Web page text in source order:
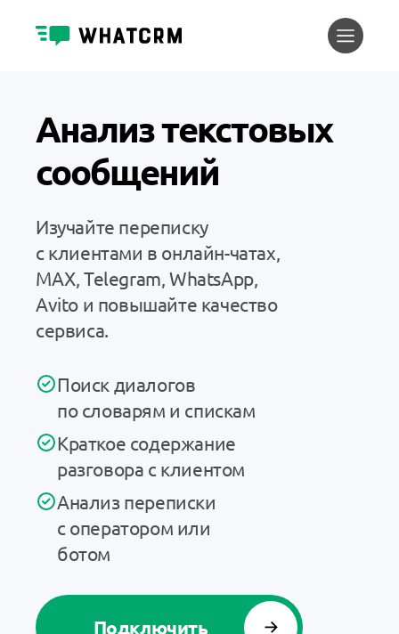
Анализ текстовых
сообщений
Изучайте переписку
с клиентами в онлайн-чатах,
MAX, Telegram, WhatsApp,
Avito и повышайте качество
сервиса.
Поиск диалогов
по словарям и спискам
Краткое содержание
разговора с клиентом
Анализ переписки
с оператором или
ботом
Подключить